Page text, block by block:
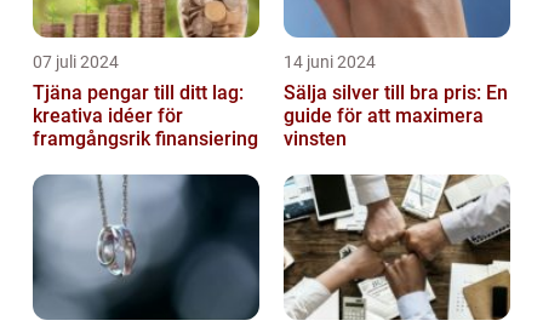
07 juli 2024
Tjäna pengar till ditt lag:
kreativa idéer för
framgångsrik finansiering
14 juni 2024
Sälja silver till bra pris: En
guide för att maximera
vinsten